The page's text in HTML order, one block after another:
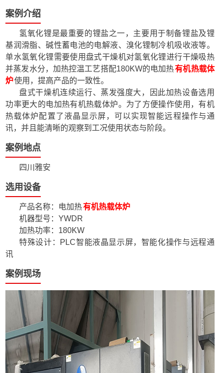
案例介绍
氢氧化锂是最重要的锂盐之一，主要用于制备锂盐及锂
基润滑脂、碱性蓄电池的电解液、溴化锂制冷机吸收液等。
单水氢氧化锂需要使用盘式干燥机对氢氧化锂进行干燥吸热
并蒸发水分，加热控温工艺搭配180KW的电加热有机热载体
炉使用，提高产品的一致性。
盘式干燥机连续运行、蒸发强度大，因此加热设备选用
功率更大的电加热有机热载体炉。为了方便操作使用，有机
热载体炉配置了液晶显示屏，可以实现智能远程操作与通
讯，并且能清晰的观察到工况使用状态与阶段。
案例地点
四川雅安
选用设备
产品名称：电加热有机热载体炉
机器型号：YWDR
加热功率：180KW
特殊设计：PLC智能液晶显示屏，智能化操作与远程通
讯
案例现场